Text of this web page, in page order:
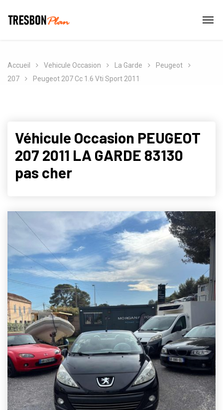
Accueil Vehicule Occasion La Garde
Peugeot
207
Peugeot 207 Cc 1.6 Vti Sport 2011
Véhicule Occasion PEUGEOT
207 2011 LA GARDE 83130
pas cher